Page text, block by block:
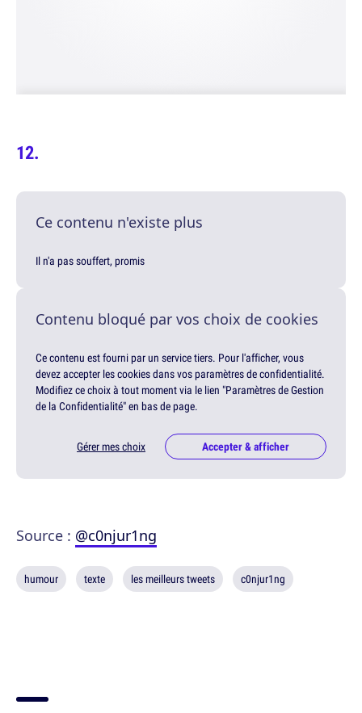
Ce contenu n'existe plus
Il n'a pas souffert, promis
Contenu bloqué par vos choix de cookies
Ce contenu est fourni par un service tiers. Pour l'afficher, vous
devez accepter les cookies dans vos paramètres de confidentialité.
Modifiez ce choix à tout moment via le lien "Paramètres de Gestion
de la Confidentialité" en bas de page.
Gérer mes choix Accepter & afficher
Source : @c0njur1ng
humour texte les meilleurs tweets c0njur1ng